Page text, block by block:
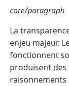
core/paragraph
La
enjeu majeur.
fonctionnent
produisent
raisonnements